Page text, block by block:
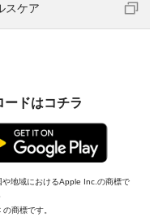
スケア
ドはコチラ
地域におけるApple Inc.の商標で
商標です。